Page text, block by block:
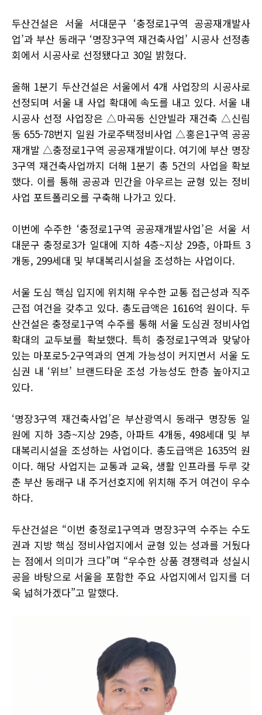
두산건설은 서울 서대문구 ‘충정로1구역 공공재개발사
업’과 부산 동래구 ‘명장3구역 재건축사업’ 시공사 선정총
회에서 시공사로 선정됐다고 30일 밝혔다.
올해 1분기 두산건설은 서울에서 4개 사업장의 시공사로
선정되며 서울 내 사업 확대에 속도를 내고 있다. 서울 내
시공사 선정 사업장은 △마곡동 신안빌라 재건축 △신림
동 655-78번지 일원 가로주택정비사업 △홍은1구역 공공
재개발 △충정로1구역 공공재개발이다. 여기에 부산 명장
3구역 재건축사업까지 더해 1분기 총 5건의 사업을 확보
했다. 이를 통해 공공과 민간을 아우르는 균형 있는 정비
사업 포트폴리오를 구축해 나가고 있다.
이번에 수주한 ‘충정로1구역 공공재개발사업’은 서울 서
대문구 충정로3가 일대에 지하 4층~지상 29층, 아파트 3
개동, 299세대 및 부대복리시설을 조성하는 사업이다.
서울 도심 핵심 입지에 위치해 우수한 교통 접근성과 직주
근접 여건을 갖추고 있다. 총도급액은 1616억 원이다. 두
산건설은 충정로1구역 수주를 통해 서울 도심권 정비사업
확대의 교두보를 확보했다. 특히 충정로1구역과 맞닿아
있는 마포로5-2구역과의 연계 가능성이 커지면서 서울 도
심권 내 ‘위브’ 브랜드타운 조성 가능성도 한층 높아지고
있다.
‘명장3구역 재건축사업’은 부산광역시 동래구 명장동 일
원에 지하 3층~지상 29층, 아파트 4개동, 498세대 및 부
대복리시설을 조성하는 사업이다. 총도급액은 1635억 원
이다. 해당 사업지는 교통과 교육, 생활 인프라를 두루 갖
춘 부산 동래구 내 주거선호지에 위치해 주거 여건이 우수
하다.
두산건설은 “이번 충정로1구역과 명장3구역 수주는 수도
권과 지방 핵심 정비사업지에서 균형 있는 성과를 거뒀다
는 점에서 의미가 크다”며 “우수한 상품 경쟁력과 성실시
공을 바탕으로 서울을 포함한 주요 사업지에서 입지를 더
욱 넓혀가겠다”고 말했다.